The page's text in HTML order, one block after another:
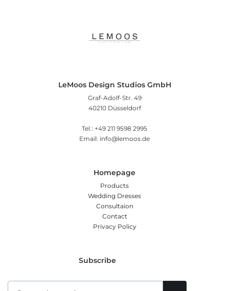
LeMoos Design Studios GmbH
Graf-Adolf-Str. 49
40210 Düsseldorf
Tel.: +49 211 9598 2995
Email: info@lemoos.de
Homepage
Products
Wedding Dresses
Consultaion
Contact
Privacy Policy
Subscribe